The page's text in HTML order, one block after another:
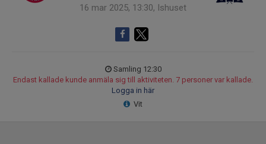
16 mar 2025, 13:30, Ishuset
Samling 12:30
Endast kallade kunde anmäla sig till aktiviteten. 7 personer var kallade.
Logga in här
Vit